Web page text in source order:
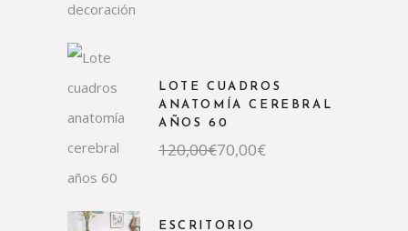
LOTE CUADROS
ANATOMÍA CEREBRAL
AÑOS 60
120,00€
El
precio
70,00€
El
precio
ESCRITORIO